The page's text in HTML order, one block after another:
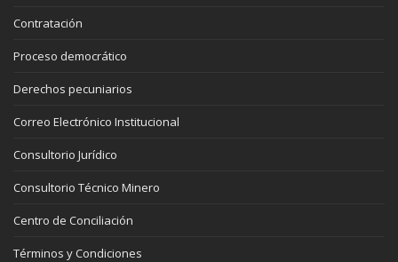
Contratación
Proceso democrático
Derechos pecuniarios
Correo Electrónico Institucional
Consultorio Jurídico
Consultorio Técnico Minero
Centro de Conciliación
Términos y Condiciones